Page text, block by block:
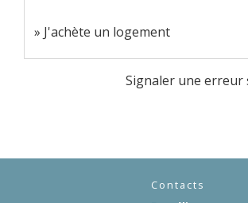
J'achète un logement
Signaler une erreur
Contacts